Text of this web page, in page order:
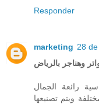
Responder
marketing 28
وهناجر بالرياض
رائعة الجمال
ويتم تصنيعها